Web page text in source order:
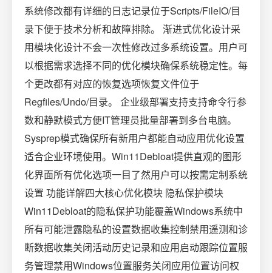
系统修改都有详细的日志记录位于Scripts/FileIO/目
录下便于技术分析和故障排除。 渐进式优化设计采
用模块化设计不会一次性修改过多系统设置。用户可
以根据需求选择不同的优化模块确保系统稳定性。每
个更改都有对应的恢复选项恢复文件位于
Regfiles/Undo/目录。 企业级部署支持支持命令行参
数和静默模式方便IT管理员批量部署到多台电脑。
Sysprep模式确保所有新用户都能自动应用优化设置
适合企业环境使用。Win11Debloat提供直观的图形
化界面所有优化选项一目了然用户可以按需定制系统
设置 功能详解四大核心优化模块️ 隐私保护模块
Win11Debloat的隐私保护功能覆盖Windows系统中
所有可能泄露隐私的设置数据收集控制禁用遥测和诊
断数据收集关闭活动历史记录和应用启动跟踪位置服
务管理禁用Windows位置服务关闭应用位置访问权